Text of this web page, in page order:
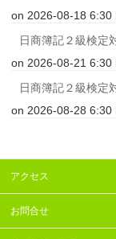
on 2026-08-18 6:30
日商簿記２級検定
on 2026-08-21 6:30
日商簿記２級検定
on 2026-08-28 6:30
アクセス
お問合せ